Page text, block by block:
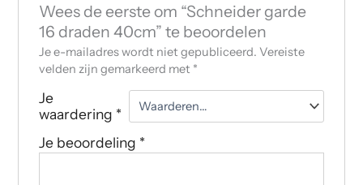
Wees de eerste om “Schneider garde
16 draden 40cm” te beoordelen
Je e-mailadres wordt niet gepubliceerd. Vereiste
velden zijn gemarkeerd met *
Je
waardering *
Je beoordeling *